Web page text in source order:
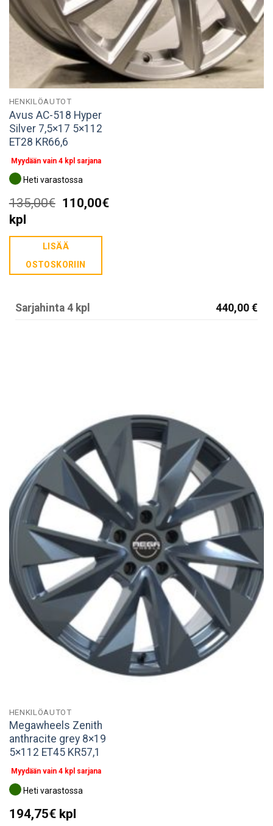
HENKILÖAUTOT
Avus AC-518 Hyper
Silver 7,5×17 5×112
ET28 KR66,6
Myydään vain 4 kpl sarjana
Heti varastossa
135,00€ Alkuperäinen
oli:
135,00€.
110,00€Nykyinen
kpl
LISÄÄ
OSTOSKORIIN
Sarjahinta 4 kpl 440,00 €
HENKILÖAUTOT
Megawheels Zenith
anthracite grey 8×19
5×112 ET45 KR57,1
Myydään vain 4 kpl sarjana
Heti varastossa
194,75€kpl